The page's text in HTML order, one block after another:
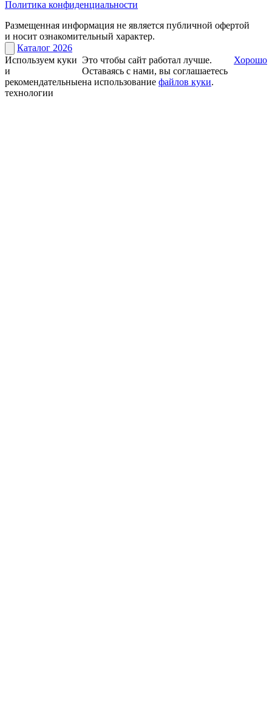
Политика конфиденциальности
Размещенная информация не является публичной офертой
и носит ознакомительный характер.
Каталог 2026
Используем куки
и
рекомендательные
технологии
Это чтобы сайт работал лучше.
Оставаясь с нами, вы соглашаетесь
на использование файлов куки.
Хорошо